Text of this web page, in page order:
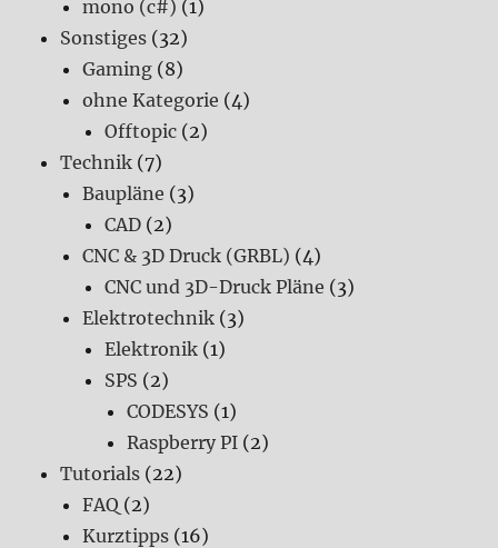
mono (c#) (1)
Sonstiges (32)
Gaming (8)
ohne Kategorie (4)
Offtopic (2)
Technik (7)
Baupläne (3)
CAD (2)
CNC & 3D Druck (GRBL) (4)
CNC und 3D-Druck Pläne (3)
Elektrotechnik (3)
Elektronik (1)
SPS (2)
CODESYS (1)
Raspberry PI (2)
Tutorials (22)
FAQ (2)
Kurztipps (16)